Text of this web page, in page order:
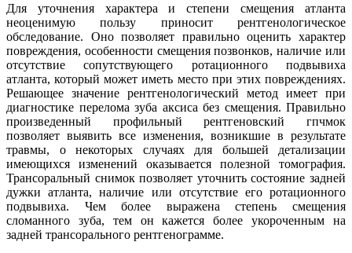
Для уточнения характера и степени смещения атланта
неоценимую пользу приносит рентгенологическое
обследование. Оно позволяет правильно оценить характер
повреждения, особенности смещения позвонков, наличие или
отсутствие сопутствующего ротационного подвывиха
атланта, который может иметь место при этих повреждениях.
Решающее значение рентгенологический метод имеет при
диагностике перелома зуба аксиса без смещения. Правильно
произведенный профильный рентгеновский гпчмок
позволяет выявить все изменения, возникшие в результате
травмы, о некоторых случаях для большей детализации
имеющихся изменений оказывается полезной томография.
Трансоральный снимок позволяет уточнить состояние задней
дужки атланта, наличие или отсутствие его ротационного
подвывиха. Чем более выражена степень смещения
сломанного зуба, тем он кажется более укороченным на
задней трансорального рентгенограмме.